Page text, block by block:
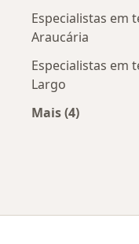
Especialistas em
Araucária
Especialistas em
Largo
Mais (4)